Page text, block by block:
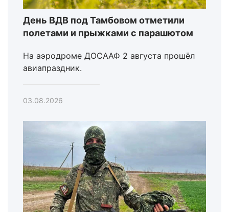
День ВДВ под Тамбовом отметили
полетами и прыжками с парашютом
На аэродроме ДОСААФ 2 августа прошёл
авиапраздник.
03.08.2026